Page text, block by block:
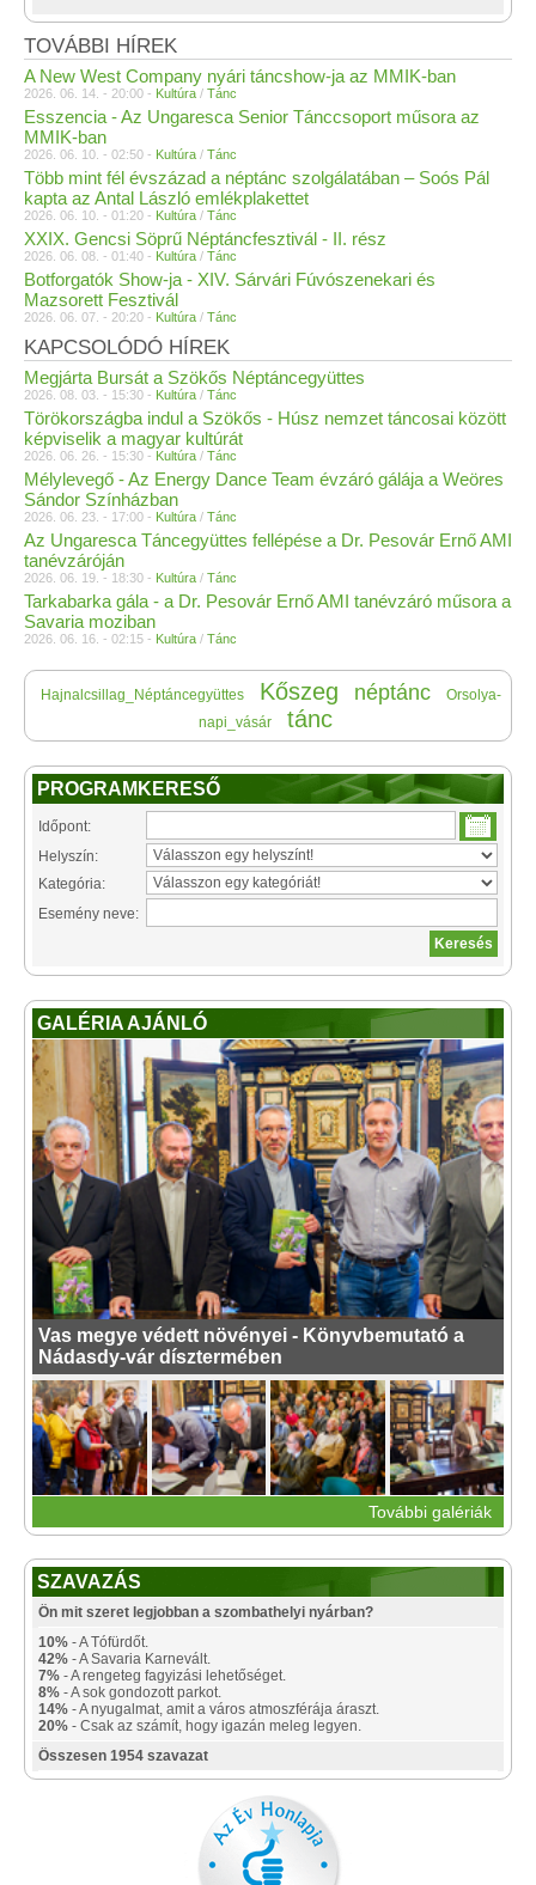
TOVÁBBI HÍREK
A New West Company nyári táncshow-ja az MMIK-ban
2026. 06. 14. - 20:00 - Kultúra / Tánc
Esszencia - Az Ungaresca Senior Tánccsoport műsora az
MMIK-ban
2026. 06. 10. - 02:50 - Kultúra / Tánc
Több mint fél évszázad a néptánc szolgálatában – Soós Pál
kapta az Antal László emlékplakettet
2026. 06. 10. - 01:20 - Kultúra / Tánc
XXIX. Gencsi Söprű Néptáncfesztivál - II. rész
2026. 06. 08. - 01:40 - Kultúra / Tánc
Botforgatók Show-ja - XIV. Sárvári Fúvószenekari és
Mazsorett Fesztivál
2026. 06. 07. - 20:20 - Kultúra / Tánc
KAPCSOLÓDÓ HÍREK
Megjárta Bursát a Szökős Néptáncegyüttes
2026. 08. 03. - 15:30 - Kultúra / Tánc
Törökországba indul a Szökős - Húsz nemzet táncosai között
képviselik a magyar kultúrát
2026. 06. 26. - 15:30 - Kultúra / Tánc
Mélylevegő - Az Energy Dance Team évzáró gálája a Weöres
Sándor Színházban
2026. 06. 23. - 17:00 - Kultúra / Tánc
Az Ungaresca Táncegyüttes fellépése a Dr. Pesovár Ernő AMI
tanévzáróján
2026. 06. 19. - 18:30 - Kultúra / Tánc
Tarkabarka gála - a Dr. Pesovár Ernő AMI tanévzáró műsora a
Savaria moziban
2026. 06. 16. - 02:15 - Kultúra / Tánc
Hajnalcsillag_Néptáncegyüttes Kőszeg néptánc
Orsolya-
napi_vásár
tánc
PROGRAMKERESŐ
Időpont:
Helyszín:
Kategória:
Esemény neve:
GALÉRIA AJÁNLÓ
Vas megye védett növényei - Könyvbemutató a
Nádasdy-vár dísztermében
További galériák
SZAVAZÁS
Ön mit szeret legjobban a szombathelyi nyárban?
10% - A Tófürdőt.
42% - A Savaria Karnevált.
7% - A rengeteg fagyizási lehetőséget.
8% - A sok gondozott parkot.
14% - A nyugalmat, amit a város atmoszférája áraszt.
20% - Csak az számít, hogy igazán meleg legyen.
Összesen 1954 szavazat